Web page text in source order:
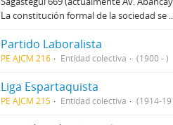
La constitución formal de la sociedad se
Partido Laboralista
PE AJCM 216 Entidad colectiva (1900 - )
Liga Espartaquista
PE AJCM 215 Entidad colectiva (1914-